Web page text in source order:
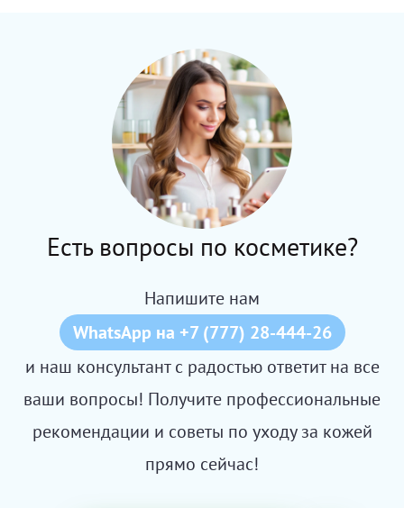
Есть вопросы по косметике?
Напишите нам
WhatsApp на +7 (777) 28-444-26
и наш консультант с радостью ответит на все
ваши вопросы! Получите профессиональные
рекомендации и советы по уходу за кожей
прямо сейчас!